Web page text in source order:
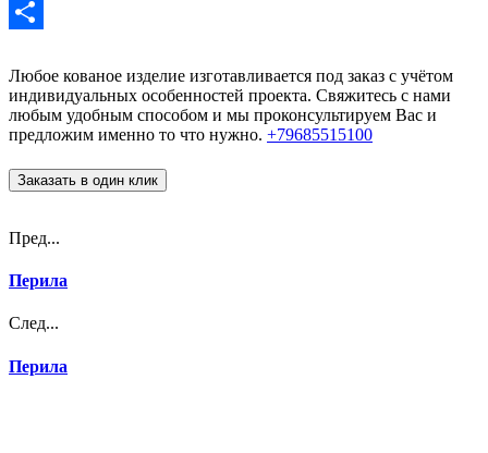
Email
Любое кованое изделие изготавливается под заказ с учётом
индивидуальных особенностей проекта. Свяжитесь с нами
любым удобным способом и мы проконсультируем Вас и
предложим именно то что нужно. +79685515100
Заказать в один клик
Пред...
Перила
След...
Перила